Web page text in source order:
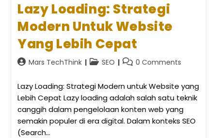
Lazy Loading: Strategi
Modern Untuk Website
Yang Lebih Cepat
PostMars TechThink
PostSEO
Post0 Comments
Lazy Loading: Strategi Modern untuk Website yang
Lebih Cepat Lazy loading adalah salah satu teknik
canggih dalam pengelolaan konten web yang
semakin populer di era digital. Dalam konteks SEO
(Search…